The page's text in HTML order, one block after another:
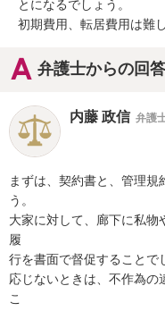
とになるでしょう。
初期費用、転居費用は難
弁護士からの回
内藤 政信 弁護
まずは、契約書と、管理規
う。
大家に対して、廊下に私物
履
行を書面で督促することで
応じないときは、不作為の
こ